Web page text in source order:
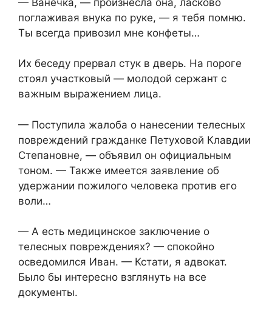
поглаживая внука по руке, — я тебя помню.
Ты всегда привозил мне конфеты…
Их беседу прервал стук в дверь. На пороге
стоял участковый — молодой сержант с
важным выражением лица.
— Поступила жалоба о нанесении телесных
повреждений гражданке Петуховой Клавдии
Степановне, — объявил он официальным
тоном. — Также имеется заявление об
удержании пожилого человека против его
воли…
— А есть медицинское заключение о
телесных повреждениях? — спокойно
осведомился Иван. — Кстати, я адвокат.
Было бы интересно взглянуть на все
документы.